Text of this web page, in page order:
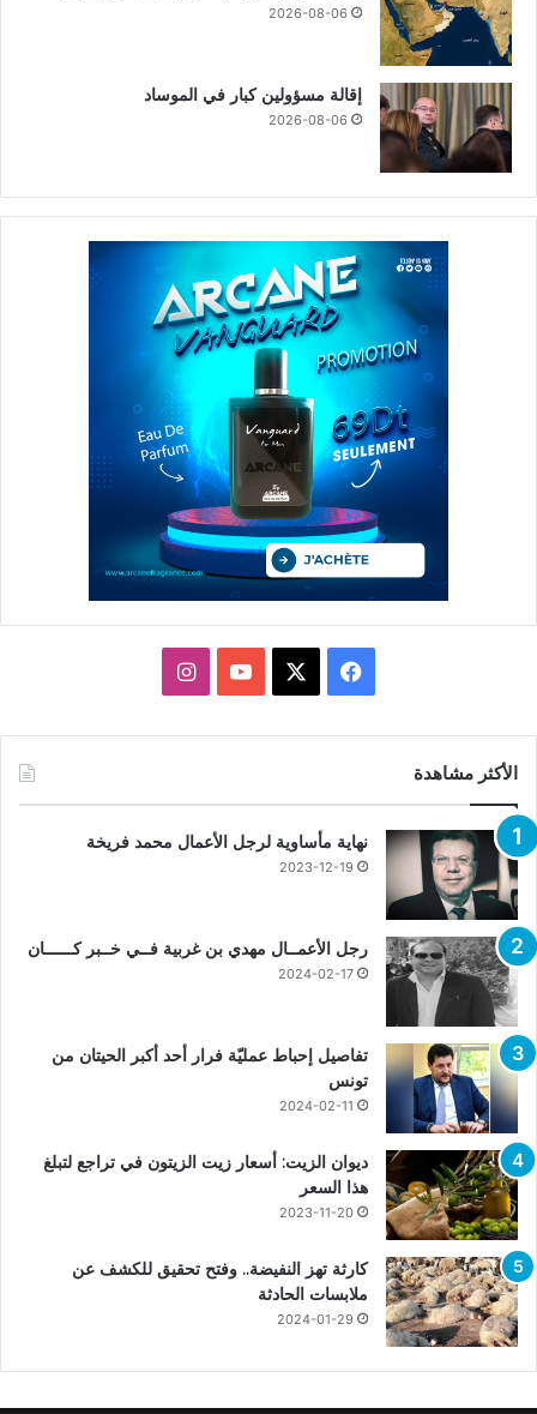
2026-08-06
إقالة مسؤولين كبار في الموساد
2026-08-06
فيسبوك يوتيوبانستقرام
الأكثر مشاهدة
نهاية مأساوية لرجل الأعمال محمد فريخة
2023-12-19
رجل الأعمــال مهدي بن غربية فــي خــبر كــــــان
2024-02-17
تفاصيل إحباط عمليّة فرار أحد أكبر الحيتان من
تونس
2024-02-11
ديوان الزيت: أسعار زيت الزيتون في تراجع لتبلغ
هذا السعر
2023-11-20
كارثة تهز النفيضة.. وفتح تحقيق للكشف عن
ملابسات الحادثة
2024-01-29